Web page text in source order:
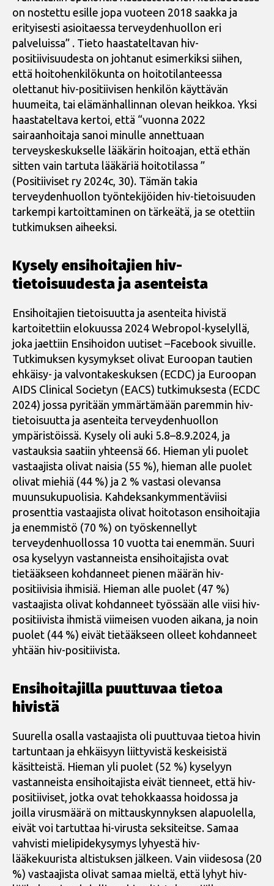
on nostettu esille jopa vuoteen 2018 saakka ja
erityisesti asioitaessa terveydenhuollon eri
palveluissa” . Tieto haastateltavan hiv-
positiivisuudesta on johtanut esimerkiksi siihen,
että hoitohenkilökunta on hoitotilanteessa
olettanut hiv-positiivisen henkilön käyttävän
huumeita, tai elämänhallinnan olevan heikkoa. Yksi
haastateltava kertoi, että “vuonna 2022
sairaanhoitaja sanoi minulle annettuaan
terveyskeskukselle lääkärin hoitoajan, että ethän
sitten vain tartuta lääkäriä hoitotilassa ”
(Positiiviset ry 2024c, 30). Tämän takia
terveydenhuollon työntekijöiden hiv-tietoisuuden
tarkempi kartoittaminen on tärkeätä, ja se otettiin
tutkimuksen aiheeksi.
Kysely ensihoitajien hiv-
tietoisuudesta ja asenteista
Ensihoitajien tietoisuutta ja asenteita hivistä
kartoitettiin elokuussa 2024 Webropol-kyselyllä,
joka jaettiin Ensihoidon uutiset –Facebook sivuille.
Tutkimuksen kysymykset olivat Euroopan tautien
ehkäisy- ja valvontakeskuksen (ECDC) ja Euroopan
AIDS Clinical Societyn (EACS) tutkimuksesta (ECDC
2024) jossa pyritään ymmärtämään paremmin hiv-
tietoisuutta ja asenteita terveydenhuollon
ympäristöissä. Kysely oli auki 5.8–8.9.2024, ja
vastauksia saatiin yhteensä 66. Hieman yli puolet
vastaajista olivat naisia (55 %), hieman alle puolet
olivat miehiä (44 %) ja 2 % vastasi olevansa
muunsukupuolisia. Kahdeksankymmentäviisi
prosenttia vastaajista olivat hoitotason ensihoitajia
ja enemmistö (70 %) on työskennellyt
terveydenhuollossa 10 vuotta tai enemmän. Suuri
osa kyselyyn vastanneista ensihoitajista ovat
tietääkseen kohdanneet pienen määrän hiv-
positiivisia ihmisiä. Hieman alle puolet (47 %)
vastaajista olivat kohdanneet työssään alle viisi hiv-
positiivista ihmistä viimeisen vuoden aikana, ja noin
puolet (44 %) eivät tietääkseen olleet kohdanneet
yhtään hiv-positiivista.
Ensihoitajilla puuttuvaa tietoa
hivistä
Suurella osalla vastaajista oli puuttuvaa tietoa hivin
tartuntaan ja ehkäisyyn liittyvistä keskeisistä
käsitteistä. Hieman yli puolet (52 %) kyselyyn
vastanneista ensihoitajista eivät tienneet, että hiv-
positiiviset, jotka ovat tehokkaassa hoidossa ja
joilla virusmäärä on mittauskynnyksen alapuolella,
eivät voi tartuttaa hi-virusta seksiteitse. Samaa
vahvisti mielipidekysymys lyhyestä hiv-
lääkekuurista altistuksen jälkeen. Vain viidesosa (20
%) vastaajista olivat samaa mieltä, että lyhyt hiv-